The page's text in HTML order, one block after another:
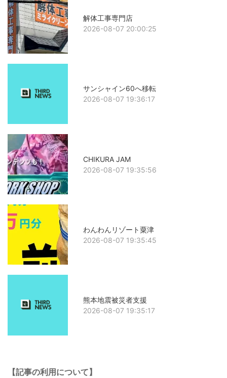
解体工事専門店
2026-08-07 20:00:25
サンシャイン60へ移転
2026-08-07 19:36:17
CHIKURA JAM
2026-08-07 19:35:56
わんわんリゾート粟津
2026-08-07 19:35:45
熊本地震被災者支援
2026-08-07 19:35:17
【記事の利用について】